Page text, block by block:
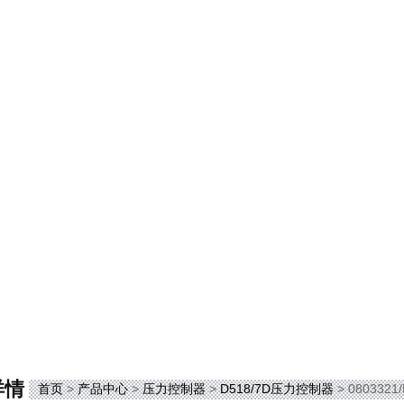
情 首页>产品中心>压力控制器>D518/7D压力控制器> 0803321/